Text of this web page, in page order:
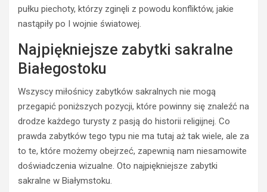
pułku piechoty, którzy zginęli z powodu konfliktów, jakie
nastąpiły po I wojnie światowej.
Najpiękniejsze zabytki sakralne
Białegostoku
Wszyscy miłośnicy zabytków sakralnych nie mogą
przegapić poniższych pozycji, które powinny się znaleźć na
drodze każdego turysty z pasją do historii religijnej. Co
prawda zabytków tego typu nie ma tutaj aż tak wiele, ale za
to te, które możemy obejrzeć, zapewnią nam niesamowite
doświadczenia wizualne. Oto najpiękniejsze zabytki
sakralne w Białymstoku.